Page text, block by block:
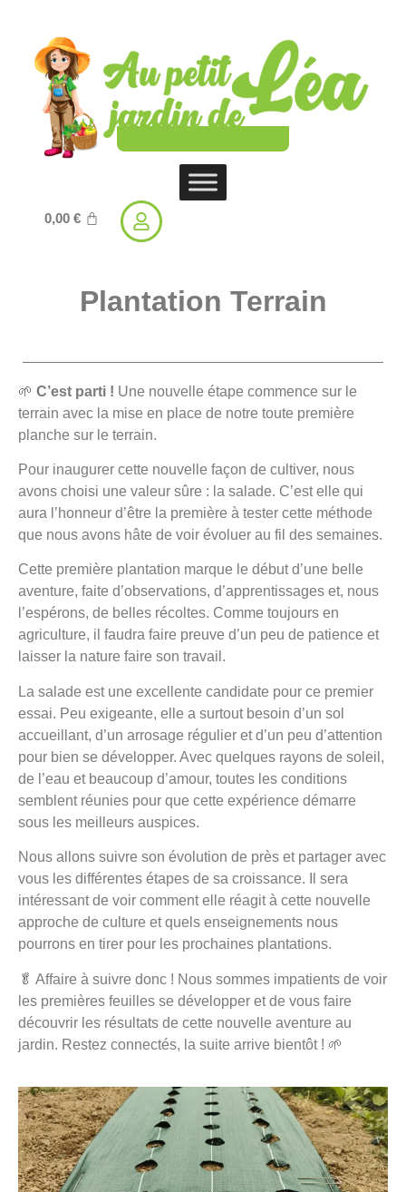
0,00 €
Plantation Terrain
🌱 C’est parti ! Une nouvelle étape commence sur le
terrain avec la mise en place de notre toute première
planche sur le terrain.
Pour inaugurer cette nouvelle façon de cultiver, nous
avons choisi une valeur sûre : la salade. C’est elle qui
aura l’honneur d’être la première à tester cette méthode
que nous avons hâte de voir évoluer au fil des semaines.
Cette première plantation marque le début d’une belle
aventure, faite d’observations, d’apprentissages et, nous
l’espérons, de belles récoltes. Comme toujours en
agriculture, il faudra faire preuve d’un peu de patience et
laisser la nature faire son travail.
La salade est une excellente candidate pour ce premier
essai. Peu exigeante, elle a surtout besoin d’un sol
accueillant, d’un arrosage régulier et d’un peu d’attention
pour bien se développer. Avec quelques rayons de soleil,
de l’eau et beaucoup d’amour, toutes les conditions
semblent réunies pour que cette expérience démarre
sous les meilleurs auspices.
Nous allons suivre son évolution de près et partager avec
vous les différentes étapes de sa croissance. Il sera
intéressant de voir comment elle réagit à cette nouvelle
approche de culture et quels enseignements nous
pourrons en tirer pour les prochaines plantations.
🥬 Affaire à suivre donc ! Nous sommes impatients de voir
les premières feuilles se développer et de vous faire
découvrir les résultats de cette nouvelle aventure au
jardin. Restez connectés, la suite arrive bientôt ! 🌱